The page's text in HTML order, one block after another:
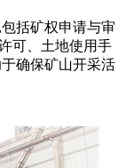
括矿权申请与审
可、土地使用手
确保矿山开采活